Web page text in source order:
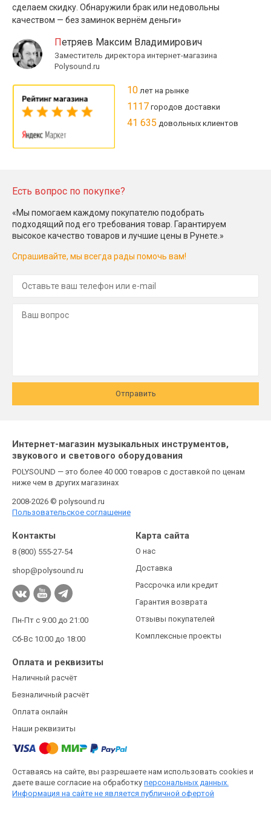
сделаем скидку. Обнаружили брак или недовольны
качеством — без заминок вернём деньги»
Петряев Максим Владимирович
Заместитель директора интернет-магазина
Polysound.ru
10 лет на рынке
1117 городов доставки
41 635 довольных клиентов
Есть вопрос по покупке?
«Мы помогаем каждому покупателю подобрать
подходящий под его требования товар. Гарантируем
высокое качество товаров и лучшие цены в Рунете.»
Спрашивайте, мы всегда рады помочь вам!
Отправить
Интернет-магазин музыкальных инструментов,
звукового и светового оборудования
POLYSOUND — это более 40 000 товаров с доставкой по ценам
ниже чем в других магазинах
2008-2026 © polysound.ru
Пользовательское соглашение
Контакты
8 (800) 555-27-54
shop@polysound.ru
Пн-Пт с 9:00 до 21:00
Сб-Вс 10:00 до 18:00
Карта сайта
О нас
Доставка
Рассрочка или кредит
Гарантия возврата
Отзывы покупателей
Комплексные проекты
Оплата и реквизиты
Наличный расчёт
Безналичный расчёт
Оплата онлайн
Наши реквизиты
Оставаясь на сайте, вы разрешаете нам использовать cookies и
даете ваше согласие на обработку персональных данных.
Информация на сайте не является публичной офертой